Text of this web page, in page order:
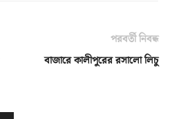
পরবর্তী নিবন্ধ
বাজারে কালীপুরের রসালো লিচু